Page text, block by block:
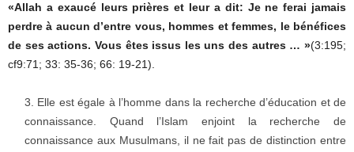
«Allah a exaucé leurs prières et leur a dit: Je ne ferai jamais
perdre à aucun d’entre vous, hommes et femmes, le bénéfices
de ses actions. Vous êtes issus les uns des autres … »(3:195;
cf9:71; 33: 35-36; 66: 19-21).
Elle est égale à l’homme dans la recherche d’éducation et de
connaissance. Quand l’Islam enjoint la recherche de
connaissance aux Musulmans, il ne fait pas de distinction entre